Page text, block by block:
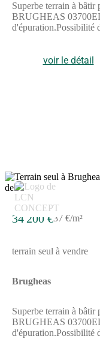
Superbe terrain à bâtir
BRUGHEAS
d'épuration.Possibilité
d'informations ou
MPI Agence du Golf
(Numéro supprimé) -
voir le détail
34 200 €37 €/m²
terrain seul à vendre
Brugheas
Superbe terrain à bâtir
BRUGHEAS
d'épuration.Possibilité